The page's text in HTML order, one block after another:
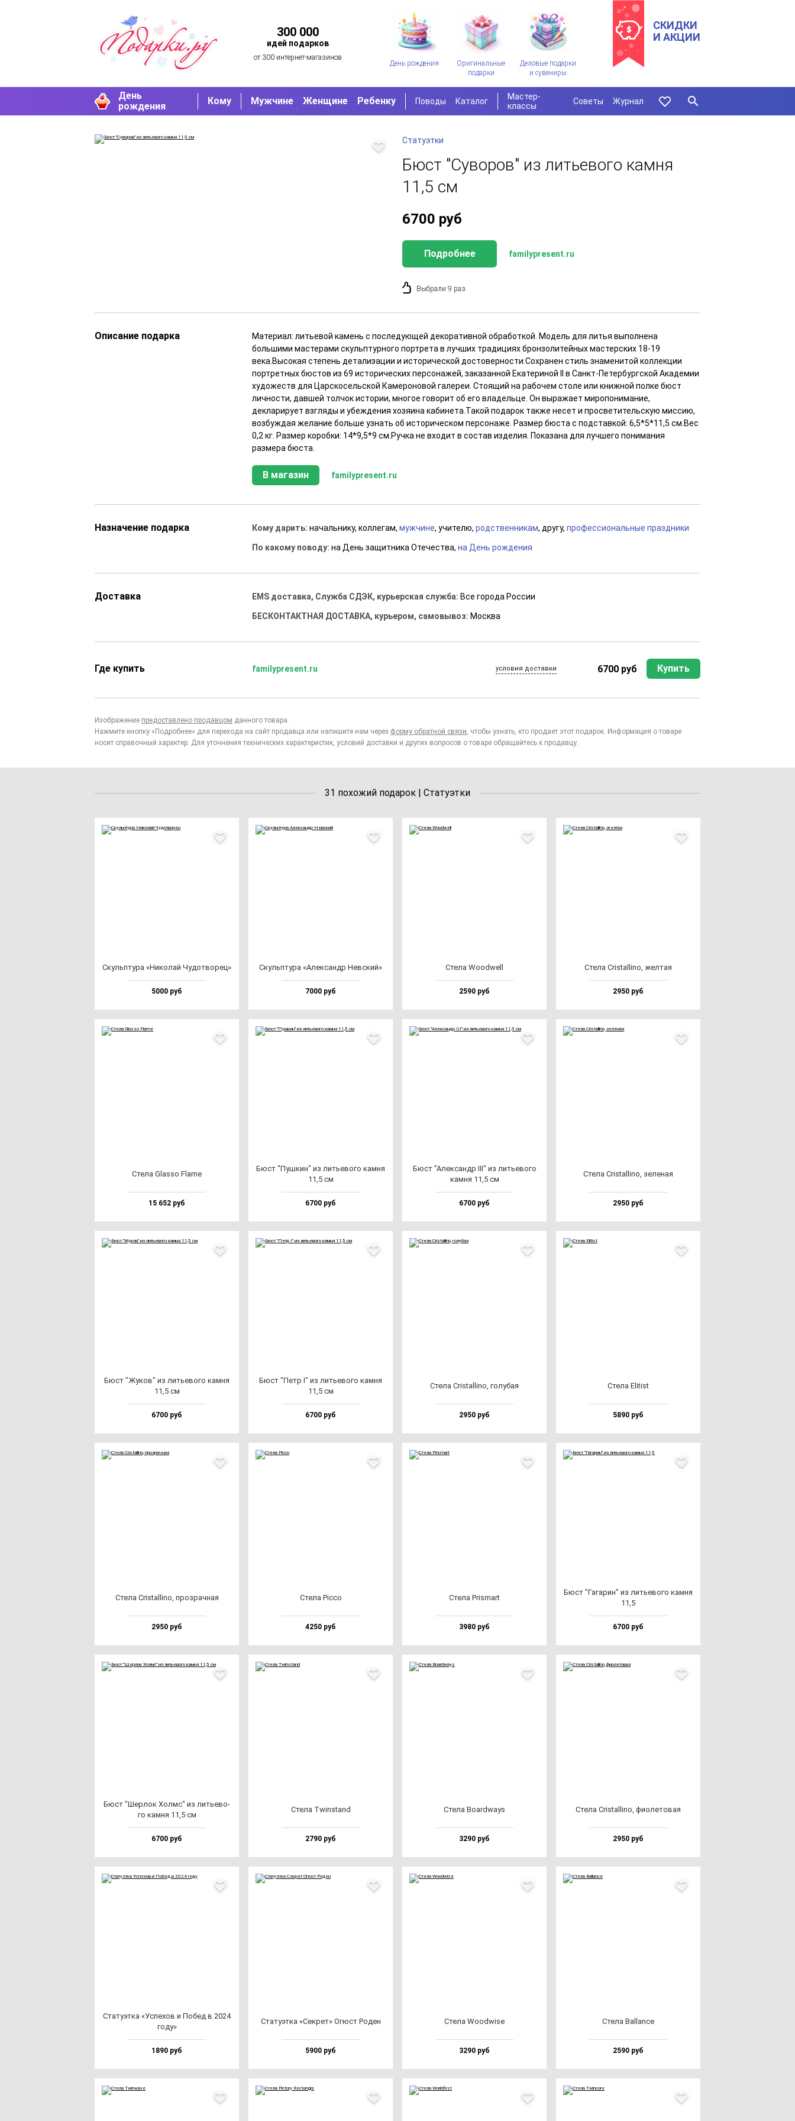
300 000
идей подарков
от 300 интернет-магазинов
День рождения
Оригинальные
подарки
Деловые подарки
и сувениры
СКИДКИ
И АКЦИИ
День
рождения
Кому Мужчине Женщине Ребенку Поводы Каталог
Мастер-
классы
Советы Журнал
Статуэтки
Бюст "Суворов" из литьевого камня
11,5 см
6700 руб
Подробнее familypresent.ru
Выбрали 9 раз
Описание подарка
Материал: литьевой камень с последующей декоративной обработкой. Модель для литья выполнена
большими мастерами скульптурного портрета в лучших традициях бронзолитейных мастерских 18-19
века.Высокая степень детализации и исторической достоверности.Сохранен стиль знаменитой коллекции
портретных бюстов из 69 исторических персонажей, заказанной Екатериной II в Санкт-Петербургской Академии
художеств для Царскосельской Камероновой галереи. Стоящий на рабочем столе или книжной полке бюст
личности, давшей толчок истории, многое говорит об его владельце. Он выражает миропонимание,
декларирует взгляды и убеждения хозяина кабинета.Такой подарок также несет и просветительскую миссию,
возбуждая желание больше узнать об историческом персонаже. Размер бюста с подставкой: 6,5*5*11,5 см.Вес
0,2 кг. Размер коробки: 14*9,5*9 см.Ручка не входит в состав изделия. Показана для лучшего понимания
размера бюста.
В магазин familypresent.ru
Назначение подарка Кому дарить:начальнику, коллегам,мужчине, учителю,родственникам, другу,профессиональные праздники
По какому поводу:на День защитника Отечества,на День рождения
Доставка EMS доставка, Служба СДЭК, курьерская служба: Все города России
БЕСКОНТАКТНАЯ ДОСТАВКА, курьером, самовывоз: Москва
Где купить familypresent.ru условия доставки 6700 руб Купить
Изображение предоставлено продавцом данного товара.
Нажмите кнопку «Подробнее» для перехода на сайт продавца или напишите нам через форму обратной связи, чтобы узнать, кто продает этот подарок. Информация о товаре
носит справочный характер. Для уточнения технических характеристик, условий доставки и других вопросов о товаре обращайтесь к продавцу.
31 похожий подарок | Статуэтки
Скуль­пту­ра «Нико­лай Чудот­во­рец»
5000 руб
Скуль­пту­ра «Алек­сандр Нев­ский»
7000 руб
Сте­ла Wood­well
2590 руб
Сте­ла Cris­tal­li­no, жел­тая
2950 руб
Сте­ла Glas­so Fla­me
15 652 руб
Бюст "Пуш­кин" из лить­ево­го кам­ня
11,5 см
6700 руб
Бюст "Алек­сандр III" из лить­ево­го
кам­ня 11,5 см
6700 руб
Сте­ла Cris­tal­li­no, зе­ле­ная
2950 руб
Бюст "Жуков" из лить­ево­го кам­ня
11,5 см
6700 руб
Бюст "Петр I" из лить­ево­го кам­ня
11,5 см
6700 руб
Сте­ла Cris­tal­li­no, го­лу­бая
2950 руб
Сте­ла Eli­tist
5890 руб
Сте­ла Cris­tal­li­no, проз­рач­ная
2950 руб
Сте­ла Pic­co
4250 руб
Сте­ла Pris­mart
3980 руб
Бюст "Гага­рин" из лить­ево­го кам­ня
11,5
6700 руб
Бюст "Шер­лок Холмс" из лить­ево­
го кам­ня 11,5 см
6700 руб
Сте­ла Twin­stand
2790 руб
Сте­ла Boar­dways
3290 руб
Сте­ла Cris­tal­li­no, фи­оле­то­вая
2950 руб
Ста­ту­эт­ка «Успе­хов и Побед в 2024
го­ду»
1890 руб
Ста­ту­эт­ка «Сек­рет» Огюст Роден
5900 руб
Сте­ла Wood­wi­se
3290 руб
Сте­ла Bal­lan­ce
2590 руб